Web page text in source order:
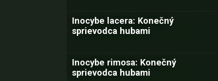
Inocybe lacera: Konečný
sprievodca hubami
Inocybe rimosa: Konečný
sprievodca hubami